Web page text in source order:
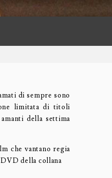
di sempre sono
limitata di titoli
della settima
che vantano regia
della collana